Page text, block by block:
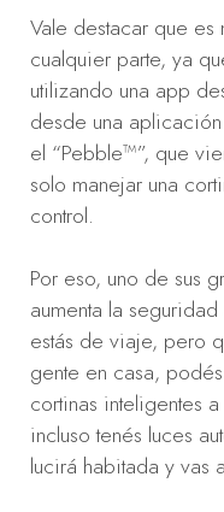
Vale destacar que
cualquier parte, ya
utilizando una app
desde una
el “Pebble™”, que
solo manejar una
control.
Por eso, uno de sus
aumenta la
estás de viaje, pero
gente en casa,
cortinas inteligentes
incluso tenés luces
lucirá habitada y vas